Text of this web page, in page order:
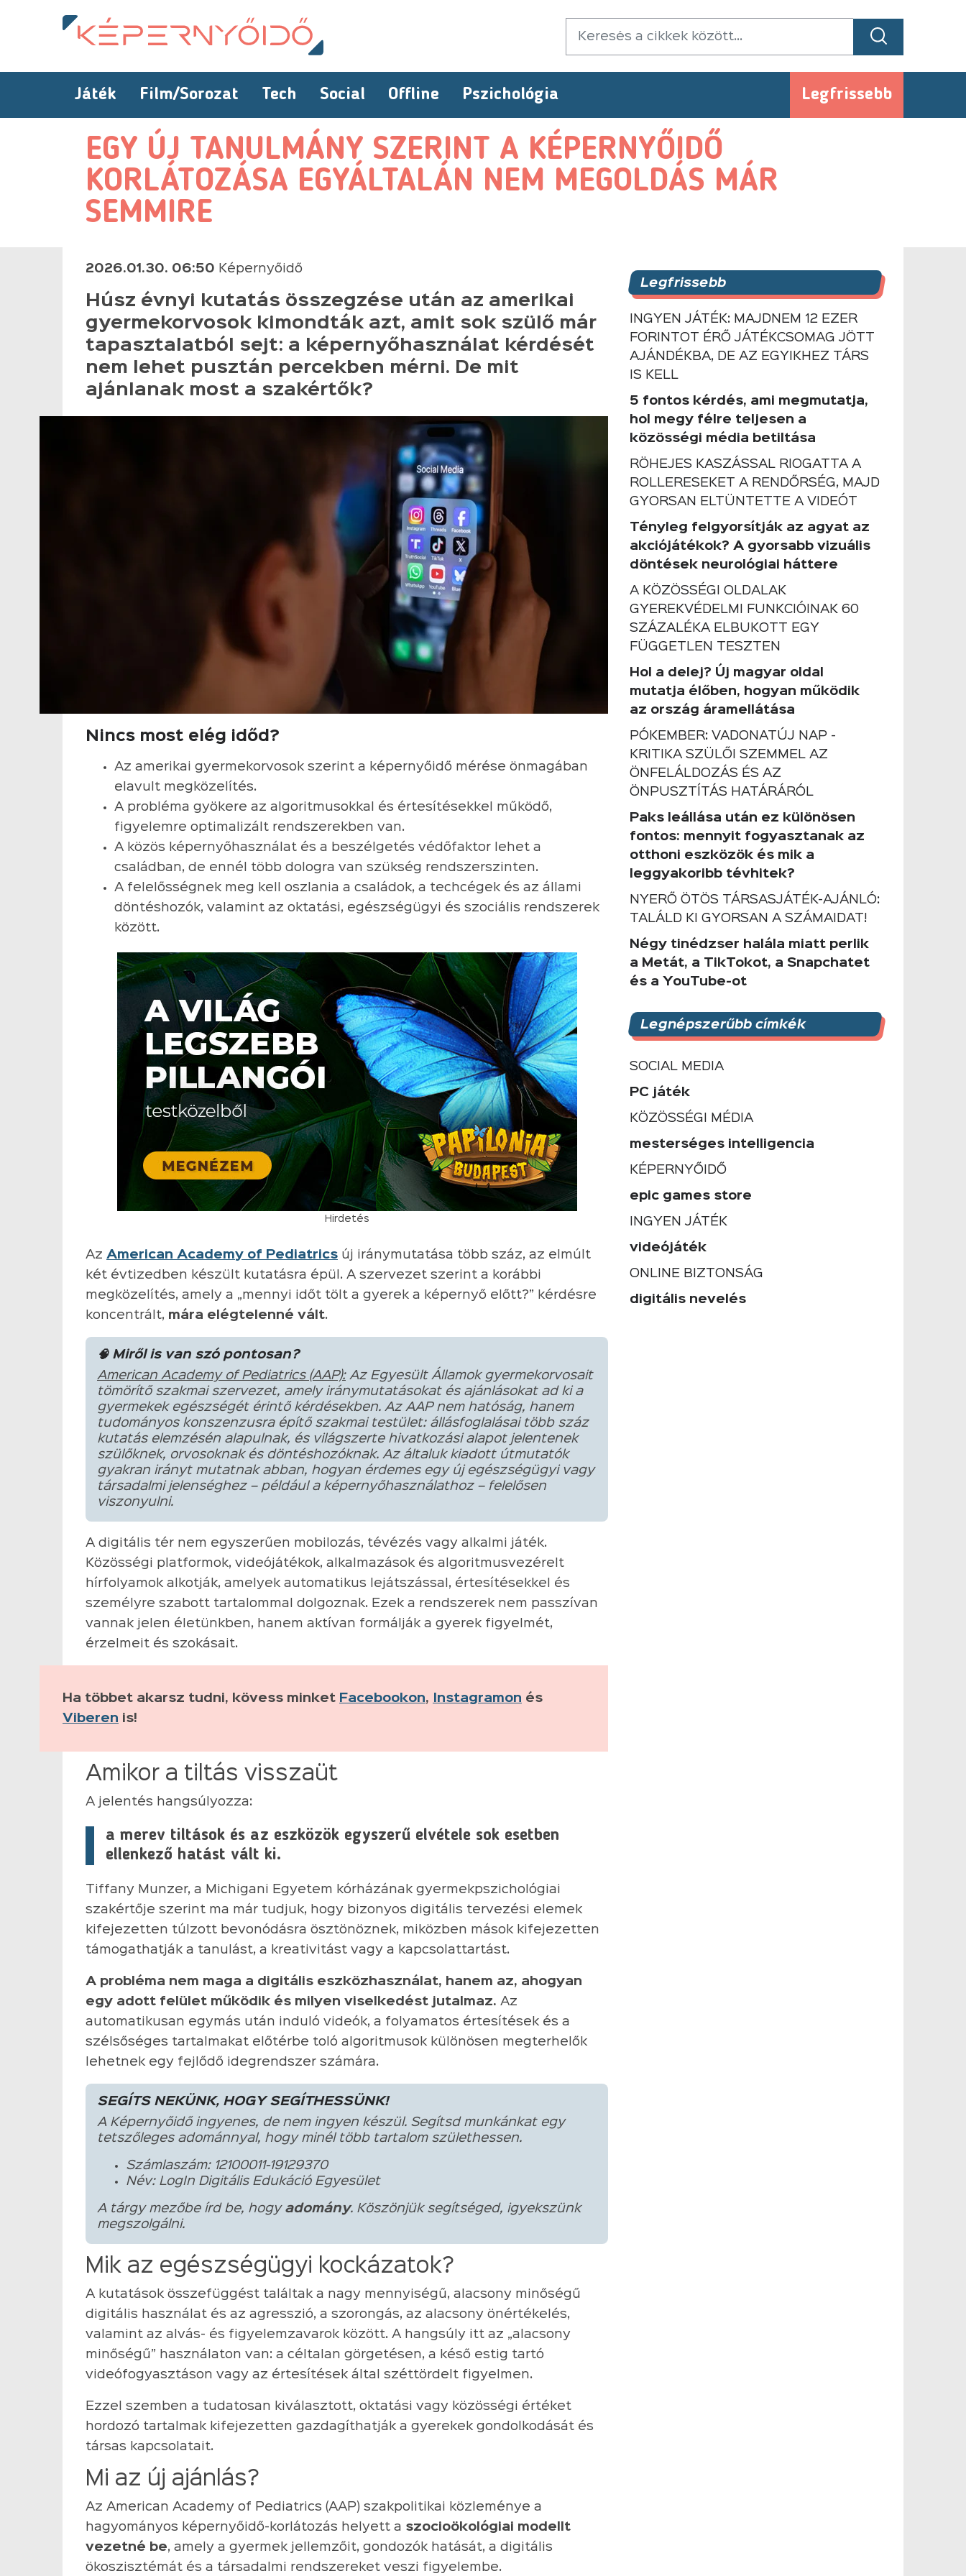
Játék Film/Sorozat Tech Social Offline Pszichológia Legfrissebb
EGY ÚJ TANULMÁNY SZERINT A KÉPERNYŐIDŐ
KORLÁTOZÁSA EGYÁLTALÁN NEM MEGOLDÁS MÁR
SEMMIRE
2026.01.30. 06:50 Képernyőidő
Húsz évnyi kutatás összegzése után az amerikai
gyermekorvosok kimondták azt, amit sok szülő már
tapasztalatból sejt: a képernyőhasználat kérdését
nem lehet pusztán percekben mérni. De mit
ajánlanak most a szakértők?
Nincs most elég időd?
Az amerikai gyermekorvosok szerint a képernyőidő mérése önmagában
elavult megközelítés.
A probléma gyökere az algoritmusokkal és értesítésekkel működő,
figyelemre optimalizált rendszerekben van.
A közös képernyőhasználat és a beszélgetés védőfaktor lehet a
családban, de ennél több dologra van szükség rendszerszinten.
A felelősségnek meg kell oszlania a családok, a techcégek és az állami
döntéshozók, valamint az oktatási, egészségügyi és szociális rendszerek
között.
Hirdetés
Az American Academy of Pediatrics új iránymutatása több száz, az elmúlt
két évtizedben készült kutatásra épül. A szervezet szerint a korábbi
megközelítés, amely a „mennyi időt tölt a gyerek a képernyő előtt?” kérdésre
koncentrált, mára elégtelenné vált.
🧠 Miről is van szó pontosan?
American Academy of Pediatrics (AAP):Az Egyesült Államok gyermekorvosait
tömörítő szakmai szervezet, amely iránymutatásokat és ajánlásokat ad ki a
gyermekek egészségét érintő kérdésekben. Az AAP nem hatóság, hanem
tudományos konszenzusra építő szakmai testület: állásfoglalásai több száz
kutatás elemzésén alapulnak, és világszerte hivatkozási alapot jelentenek
szülőknek, orvosoknak és döntéshozóknak. Az általuk kiadott útmutatók
gyakran irányt mutatnak abban, hogyan érdemes egy új egészségügyi vagy
társadalmi jelenséghez – például a képernyőhasználathoz – felelősen
viszonyulni.
A digitális tér nem egyszerűen mobilozás, tévézés vagy alkalmi játék.
Közösségi platformok, videójátékok, alkalmazások és algoritmusvezérelt
hírfolyamok alkotják, amelyek automatikus lejátszással, értesítésekkel és
személyre szabott tartalommal dolgoznak. Ezek a rendszerek nem passzívan
vannak jelen életünkben, hanem aktívan formálják a gyerek figyelmét,
érzelmeit és szokásait.
Ha többet akarsz tudni, kövess minket Facebookon, Instagramon és
Viberen is!
Amikor a tiltás visszaüt
A jelentés hangsúlyozza:
a merev tiltások és az eszközök egyszerű elvétele sok esetben
ellenkező hatást vált ki.
Tiffany Munzer, a Michigani Egyetem kórházának gyermekpszichológiai
szakértője szerint ma már tudjuk, hogy bizonyos digitális tervezési elemek
kifejezetten túlzott bevonódásra ösztönöznek, miközben mások kifejezetten
támogathatják a tanulást, a kreativitást vagy a kapcsolattartást.
A probléma nem maga a digitális eszközhasználat, hanem az, ahogyan
egy adott felület működik és milyen viselkedést jutalmaz. Az
automatikusan egymás után induló videók, a folyamatos értesítések és a
szélsőséges tartalmakat előtérbe toló algoritmusok különösen megterhelők
lehetnek egy fejlődő idegrendszer számára.
SEGÍTS NEKÜNK, HOGY SEGÍTHESSÜNK!
A Képernyőidő ingyenes, de nem ingyen készül. Segítsd munkánkat egy
tetszőleges adománnyal, hogy minél több tartalom születhessen.
Számlaszám: 12100011-19129370
Név: LogIn Digitális Edukáció Egyesület
A tárgy mezőbe írd be, hogy adomány. Köszönjük segítséged, igyekszünk
megszolgálni.
Mik az egészségügyi kockázatok?
A kutatások összefüggést találtak a nagy mennyiségű, alacsony minőségű
digitális használat és az agresszió, a szorongás, az alacsony önértékelés,
valamint az alvás- és figyelemzavarok között. A hangsúly itt az „alacsony
minőségű” használaton van: a céltalan görgetésen, a késő estig tartó
videófogyasztáson vagy az értesítések által széttördelt figyelmen.
Ezzel szemben a tudatosan kiválasztott, oktatási vagy közösségi értéket
hordozó tartalmak kifejezetten gazdagíthatják a gyerekek gondolkodását és
társas kapcsolatait.
Mi az új ajánlás?
Az American Academy of Pediatrics (AAP) szakpolitikai közleménye a
hagyományos képernyőidő-korlátozás helyett a szocioökológiai modellt
vezetné be, amely a gyermek jellemzőit, gondozók hatását, a digitális
ökoszisztémát és a társadalmi rendszereket veszi figyelembe.
Legfrissebb
INGYEN JÁTÉK: MAJDNEM 12 EZER
FORINTOT ÉRŐ JÁTÉKCSOMAG JÖTT
AJÁNDÉKBA, DE AZ EGYIKHEZ TÁRS
IS KELL
5 fontos kérdés, ami megmutatja,
hol megy félre teljesen a
közösségi média betiltása
RÖHEJES KASZÁSSAL RIOGATTA A
ROLLERESEKET A RENDŐRSÉG, MAJD
GYORSAN ELTÜNTETTE A VIDEÓT
Tényleg felgyorsítják az agyat az
akciójátékok? A gyorsabb vizuális
döntések neurológiai háttere
A KÖZÖSSÉGI OLDALAK
GYEREKVÉDELMI FUNKCIÓINAK 60
SZÁZALÉKA ELBUKOTT EGY
FÜGGETLEN TESZTEN
Hol a delej? Új magyar oldal
mutatja élőben, hogyan működik
az ország áramellátása
PÓKEMBER: VADONATÚJ NAP -
KRITIKA SZÜLŐI SZEMMEL AZ
ÖNFELÁLDOZÁS ÉS AZ
ÖNPUSZTÍTÁS HATÁRÁRÓL
Paks leállása után ez különösen
fontos: mennyit fogyasztanak az
otthoni eszközök és mik a
leggyakoribb tévhitek?
NYERŐ ÖTÖS TÁRSASJÁTÉK-AJÁNLÓ:
TALÁLD KI GYORSAN A SZÁMAIDAT!
Négy tinédzser halála miatt perlik
a Metát, a TikTokot, a Snapchatet
és a YouTube-ot
Legnépszerűbb címkék
SOCIAL MEDIA
PC játék
KÖZÖSSÉGI MÉDIA
mesterséges intelligencia
KÉPERNYŐIDŐ
epic games store
INGYEN JÁTÉK
videójáték
ONLINE BIZTONSÁG
digitális nevelés